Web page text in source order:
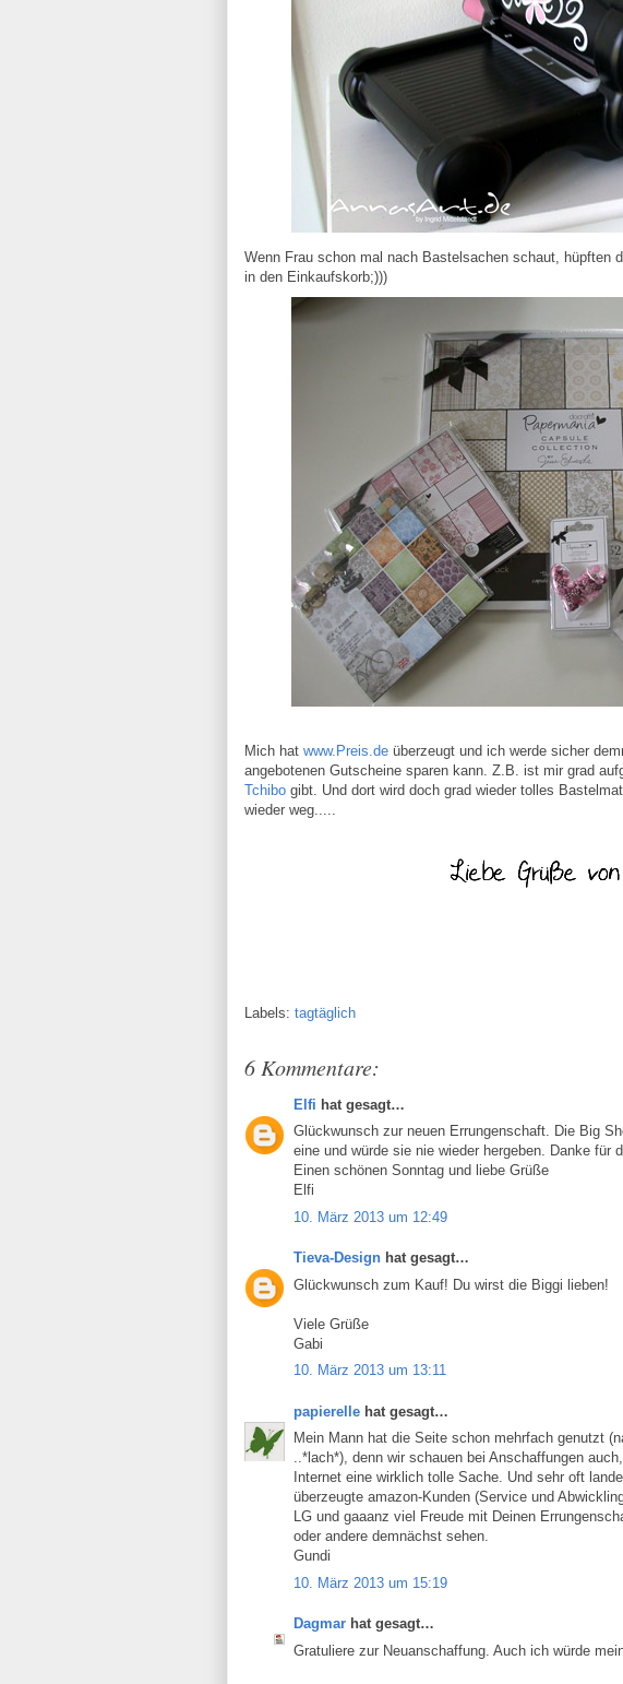
Wenn Frau schon mal nach Bastelsachen schaut, hüpften
in den Einkaufskorb;)))
Mich hat www.Preis.de überzeugt und ich werde sicher
angebotenen Gutscheine sparen kann. Z.B. ist mir grad
Tchibo gibt. Und dort wird doch grad wieder tolles
wieder weg.....
Labels: tagtäglich
6 Kommentare:
Elfi hat gesagt…
Glückwunsch zur neuen Errungenschaft. Die Big
eine und würde sie nie wieder hergeben. Danke für
Einen schönen Sonntag und liebe Grüße
Elfi
10. März 2013 um 12:49
Tieva-Design hat gesagt…
Glückwunsch zum Kauf! Du wirst die Biggi lieben!
Viele Grüße
Gabi
10. März 2013 um 13:11
papierelle hat gesagt…
Mein Mann hat die Seite schon mehrfach genutzt
..*lach*), denn wir schauen bei Anschaffungen
Internet eine wirklich tolle Sache. Und sehr oft
überzeugte amazon-Kunden (Service und
LG und gaaanz viel Freude mit Deinen
oder andere demnächst sehen.
Gundi
10. März 2013 um 15:19
Dagmar hat gesagt…
Gratuliere zur Neuanschaffung. Auch ich würde